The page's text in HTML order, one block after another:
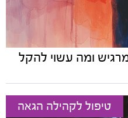
ומה עשוי להקל
טיפול לקהילה הגאה